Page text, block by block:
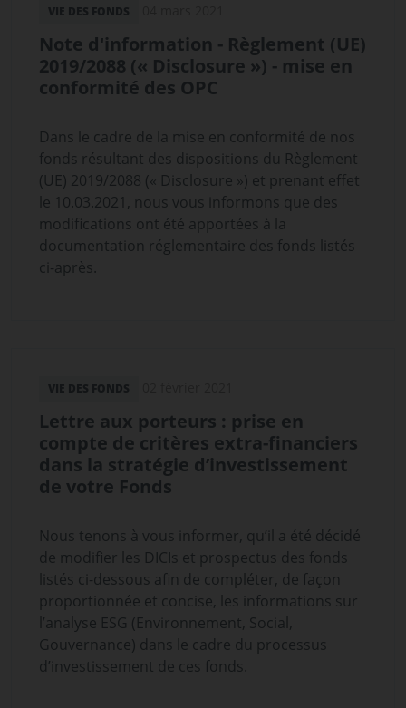
VIE DES FONDS
Note d'information - Règlement (UE)
2019/2088 (« Disclosure ») - mise en
conformité des OPC
Dans le cadre de la mise en conformité de nos
fonds résultant des dispositions du Règlement
(UE) 2019/2088 (« Disclosure ») et prenant effet
le 10.03.2021, nous vous informons que des
modifications ont été apportées à la
documentation réglementaire des fonds listés
ci-après.
VIE DES FONDS
Lettre aux porteurs : prise en
compte de critères extra-financiers
dans la stratégie d’investissement
de votre Fonds
Nous tenons à vous informer, qu’il a été décidé
de modifier les DICIs et prospectus des fonds
listés ci-dessous afin de compléter, de façon
proportionnée et concise, les informations sur
l’analyse ESG (Environnement, Social,
Gouvernance) dans le cadre du processus
d’investissement de ces fonds.